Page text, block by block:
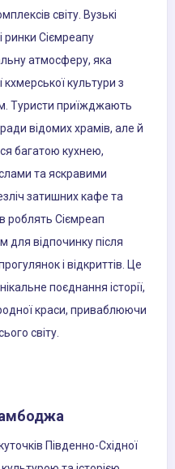
світу. Вузькі
ринки Сіємреапу
атмосферу, яка
кхмерської культури з
Туристи приїжджають
відомих храмів, але й
багатою кухнею,
та яскравими
затишних кафе та
роблять Сіємреап
для відпочинку після
і відкриттів. Це
поєднання історії,
краси, приваблюючи
світу.
Південно-Східної